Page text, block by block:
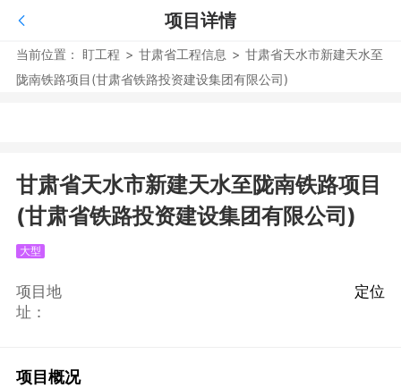
项目详情
当前位置： 盯工程 > 甘肃省工程信息 > 甘肃省天水市新建天水至
陇南铁路项目(甘肃省铁路投资建设集团有限公司)
甘肃省天水市新建天水至陇南铁路项目
(甘肃省铁路投资建设集团有限公司)
大型
项目地
址：
定位
项目概况